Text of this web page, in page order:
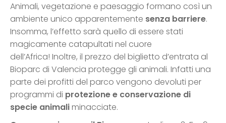
Animali, vegetazione e paesaggio formano così un
ambiente unico apparentemente senza barriere.
Insomma, l’effetto sarà quello di essere stati
magicamente catapultati nel cuore
dell’Africa! Inoltre, il prezzo del biglietto d’entrata al
Bioparc di Valencia protegge gli animali. Infatti una
parte dei profitti del parco vengono devoluti per
programmi di protezione e conservazione di
specie animaliminacciate.